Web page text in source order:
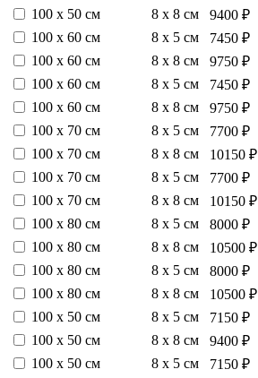
100 х 50 см
8 х 8 см
9400 ₽
100 х 60 см
8 х 5 см
7450 ₽
100 х 60 см
8 х 8 см
9750 ₽
100 х 60 см
8 х 5 см
7450 ₽
100 х 60 см
8 х 8 см
9750 ₽
100 х 70 см
8 х 5 см
7700 ₽
100 х 70 см
8 х 8 см
10150 ₽
100 х 70 см
8 х 5 см
7700 ₽
100 х 70 см
8 х 8 см
10150 ₽
100 х 80 см
8 х 5 см
8000 ₽
100 х 80 см
8 х 8 см
10500 ₽
100 х 80 см
8 х 5 см
8000 ₽
100 х 80 см
8 х 8 см
10500 ₽
100 х 50 см
8 х 5 см
7150 ₽
100 х 50 см
8 х 8 см
9400 ₽
100 х 50 см
8 х 5 см
7150 ₽